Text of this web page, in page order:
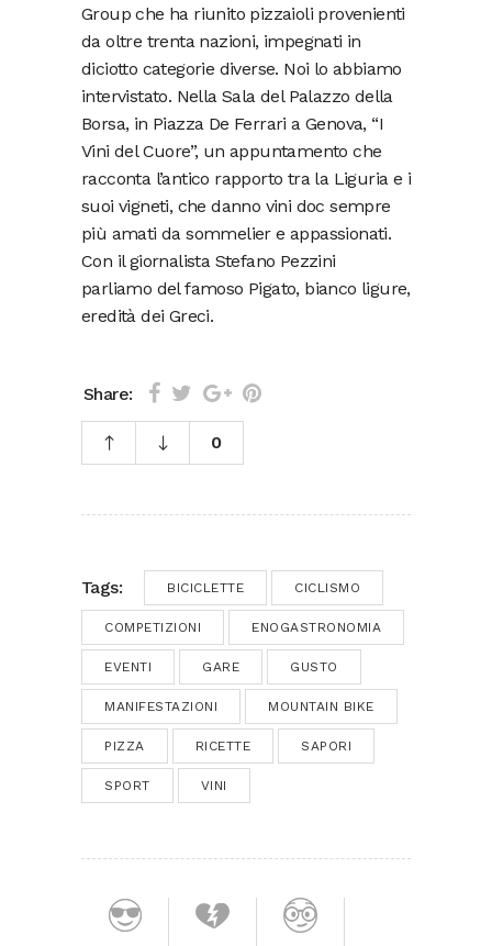
Group che ha riunito pizzaioli provenienti
da oltre trenta nazioni, impegnati in
diciotto categorie diverse. Noi lo abbiamo
intervistato. Nella Sala del Palazzo della
Borsa, in Piazza De Ferrari a Genova, “I
Vini del Cuore”, un appuntamento che
racconta l’antico rapporto tra la Liguria e i
suoi vigneti, che danno vini doc sempre
più amati da sommelier e appassionati.
Con il giornalista Stefano Pezzini
parliamo del famoso Pigato, bianco ligure,
eredità dei Greci.
Share:
0
Tags: BICICLETTE CICLISMO
COMPETIZIONI ENOGASTRONOMIA
EVENTI GARE GUSTO
MANIFESTAZIONI MOUNTAIN BIKE
PIZZA RICETTE SAPORI
SPORT VINI